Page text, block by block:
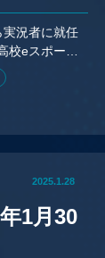
実況者に就任
eスポーツ
2025.1.28
1月30